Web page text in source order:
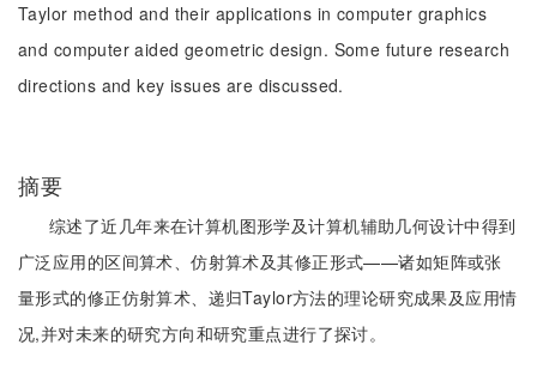
Taylor method and their applications in computer graphics
and computer aided geometric design. Some future research
directions and key issues are discussed.
摘要
综述了近几年来在计算机图形学及计算机辅助几何设计中得到
广泛应用的区间算术、仿射算术及其修正形式——诸如矩阵或张
量形式的修正仿射算术、递归Taylor方法的理论研究成果及应用情
况,并对未来的研究方向和研究重点进行了探讨。